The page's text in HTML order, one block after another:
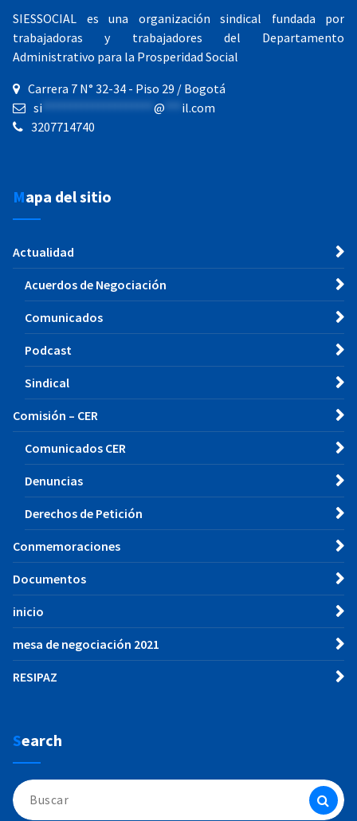
SIESSOCIAL es una organización sindical fundada por
trabajadoras y trabajadores del Departamento
Administrativo para la Prosperidad Social
Carrera 7 N° 32-34 - Piso 29 / Bogotá
si
@
il.com
3207714740
Mapa del sitio
Actualidad
Acuerdos de Negociación
Comunicados
Podcast
Sindical
Comisión – CER
Comunicados CER
Denuncias
Derechos de Petición
Conmemoraciones
Documentos
inicio
mesa de negociación 2021
RESIPAZ
Search
Buscar: